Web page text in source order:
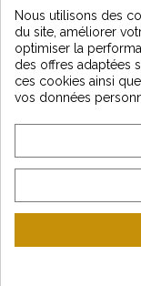
et restez
Vintage
*Dès 99€ d'achat. En
l'acceptez.
A
Nous utilisons des
du site, améliorer
optimiser la
des offres adaptées
ces cookies ainsi
vos données